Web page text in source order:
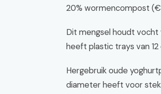
20% wormencompost
Dit mengsel houdt
heeft plastic trays van
Hergebruik oude
diameter heeft voor